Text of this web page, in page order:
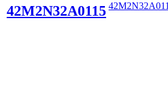
42M2N32A0115